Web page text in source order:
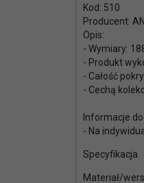
Kod: 510
Producent:
Opis:
- Wymiary:
- Produkt
- Całość
- Cechą
Informacje
- Na
Specyfikacja
Materiał/